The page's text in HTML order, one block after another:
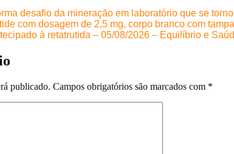
desafio da mineração em laboratório que se
à retatrutida – 05/08/2026 – Equilíbrio e
publicado. Campos obrigatórios são marcados com *